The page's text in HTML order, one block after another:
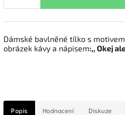
Dámské bavlněné tílko s
obrázek kávy a nápisem:,, Okej
Popis Hodnocení Diskuze